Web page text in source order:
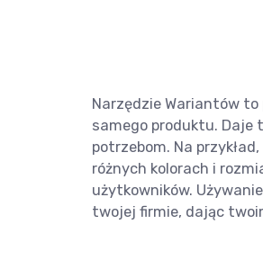
Narzędzie Wariantów
samego produktu. Daje
potrzebom. Na
różnych kolorach i
użytkowników.
twojej firmie, dając